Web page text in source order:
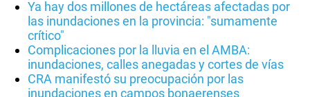
Ya hay dos millones de hectáreas afectadas por
las inundaciones en la provincia: "sumamente
crítico"
Complicaciones por la lluvia en el AMBA:
inundaciones, calles anegadas y cortes de vías
CRA manifestó su preocupación por las
inundaciones en campos bonaerenses